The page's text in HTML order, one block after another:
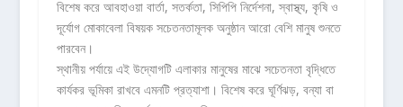
বিশেষ করে আবহাওয়া বার্তা, সতর্কতা, সিপিপি নির্দেশনা, স্বাস্থ্য, কৃষি ও
দূর্যোগ মোকাবেলা বিষয়ক সচেতনতামূলক অনুষ্ঠান আরো বেশি মানুষ শুনতে
পারবেন।
স্থানীয় পর্যায়ে এই উদ্যোগটি এলাকার মানুষের মাঝে সচেতনতা বৃদ্ধিতে
কার্যকর ভূমিকা রাখবে এমনটি প্রত্যাশা। বিশেষ করে ঘূর্ণিঝড়, বন্যা বা